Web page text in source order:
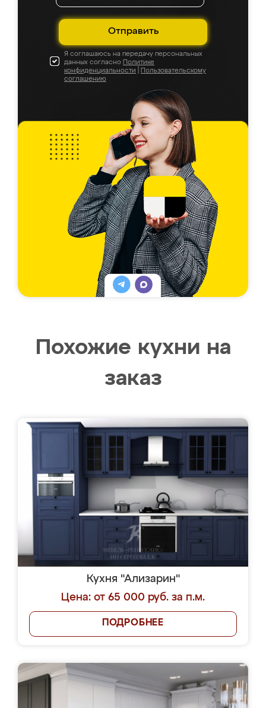
Отправить
Я соглашаюсь на передачу персональных
данных согласно Политике
конфиденциальности
Пользовательскому
соглашению
Похожие кухни на
заказ
Кухня "Ализарин"
Цена: от 65 000 руб. за п.м.
ПОДРОБНЕЕ